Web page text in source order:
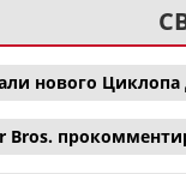
нового
Bros.